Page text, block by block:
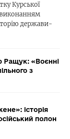
Курської
виконанням
держави-
Ращук: «Воєнні
з
історія
полон